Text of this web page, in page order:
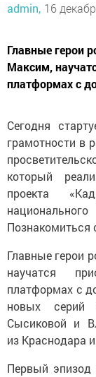
admin, 16
Главные герои
Максим,
платформах с
Сегодня
грамотности в
который
проекта
Познакомиться
Главные герои
научатся
платформах с
новых серий
Сысиковой и
из Краснодара
Первый